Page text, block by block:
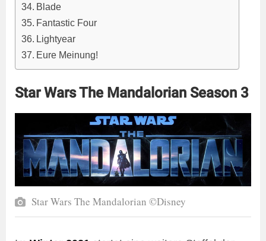
Blade
Fantastic Four
Lightyear
Eure Meinung!
Star Wars The Mandalorian Season 3
Star Wars The Mandalorian ©Disney